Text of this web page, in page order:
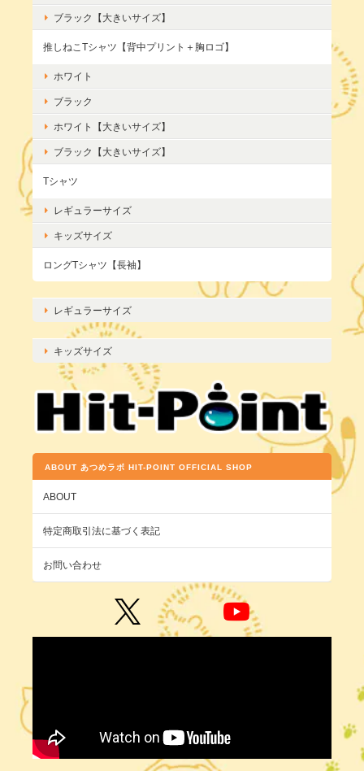
ブラック【大きいサイズ】
推しねこTシャツ【背中プリント＋胸ロゴ】
ホワイト
ブラック
ホワイト【大きいサイズ】
ブラック【大きいサイズ】
Tシャツ
レギュラーサイズ
キッズサイズ
ロングTシャツ【長袖】
レギュラーサイズ
キッズサイズ
ABOUT あつめラボ HIT-POINT OFFICIAL SHOP
ABOUT
特定商取引法に基づく表記
お問い合わせ